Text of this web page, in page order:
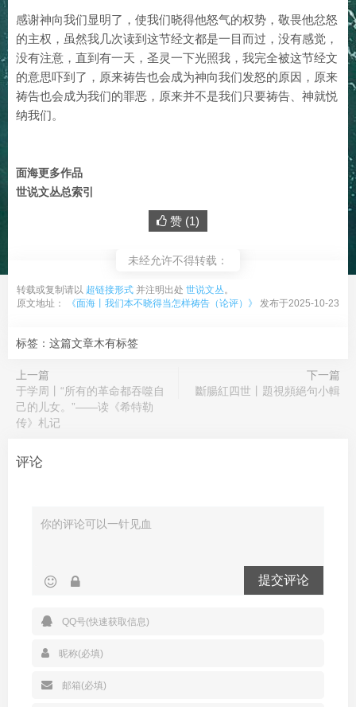
感谢神向我们显明了，使我们晓得他怒气的权势，敬畏他忿怒
的主权，虽然我几次读到这节经文都是一目而过，没有感觉，
没有注意，直到有一天，圣灵一下光照我，我完全被这节经文
的意思吓到了，原来祷告也会成为神向我们发怒的原因，原来
祷告也会成为我们的罪恶，原来并不是我们只要祷告、神就悦
纳我们。
面海更多作品
世说文丛总索引
赞 (1)
未经允许不得转载：
转载或复制请以 超链接形式 并注明出处 世说文丛。
原文地址：
《面海丨我们本不晓得当怎样祷告（论评）》 发布于2025-10-23
标签：这篇文章木有标签
上一篇
于学周丨“所有的革命都吞噬自
己的儿女。”——读《希特勒
传》札记
下一篇
斷腸紅四世丨題視頻絕句小輯
评论
提交评论